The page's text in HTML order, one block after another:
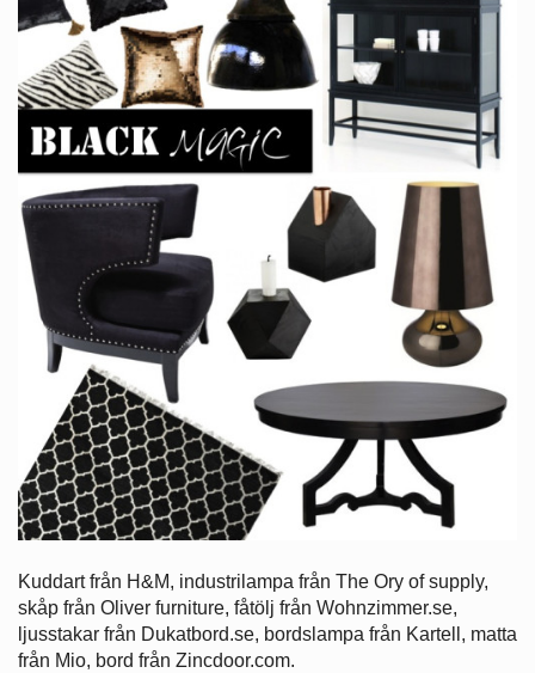
Kuddart från H&M, industrilampa från The Ory of supply,
skåp från Oliver furniture, fåtölj från Wohnzimmer.se,
ljusstakar från Dukatbord.se, bordslampa från Kartell, matta
från Mio, bord från Zincdoor.com.